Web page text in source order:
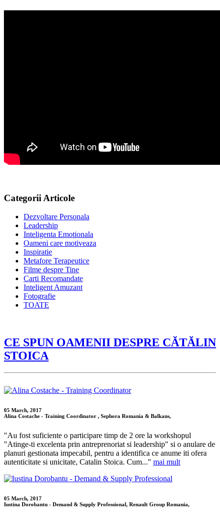
Categorii Articole
Dezvoltare Personala
Leadership
Inteligenta Emotionala
Oameni care motiveaza
Inspiratie
Metafore Terapeutice
Filme despre Tine
Carti Recomandate
Inteligent Amuzant
Fotografie
TOATE
CE SPUN OAMENII DESPRE CĂTĂLIN
STOICA
05 March, 2017
Alina Costache - Training Coordinator , Sephora Romania & Balkans,
"Au fost suficiente o participare timp de 2 ore la workshopul
"Atinge-ti excelenta prin antreprenoriat si leadership" si o anulare de
planuri gestionata impecabil, pentru a identifica ce anume iti ofera
autenticitate si unicitate, Catalin Stoica. Cum..." mai mult
05 March, 2017
Iustina Dorobantu - Demand & Supply Professional, Renault Group Romania,